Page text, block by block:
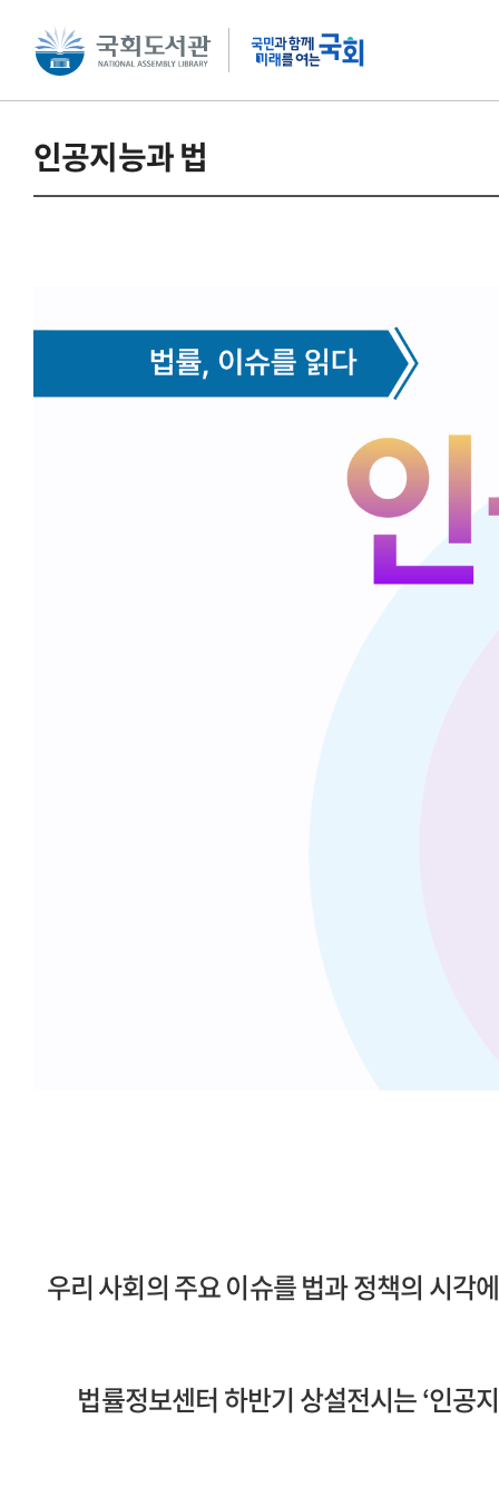
본문 바로가기 주메뉴 바로가기
인공지능과 법
우리 사회의 주요 이슈를 법과 정책의 시각
법률정보센터 하반기 상설전시는 ‘인공